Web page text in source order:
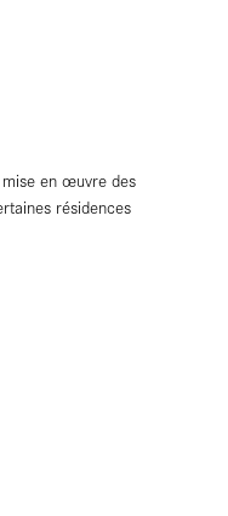
mise en œuvre des
résidences